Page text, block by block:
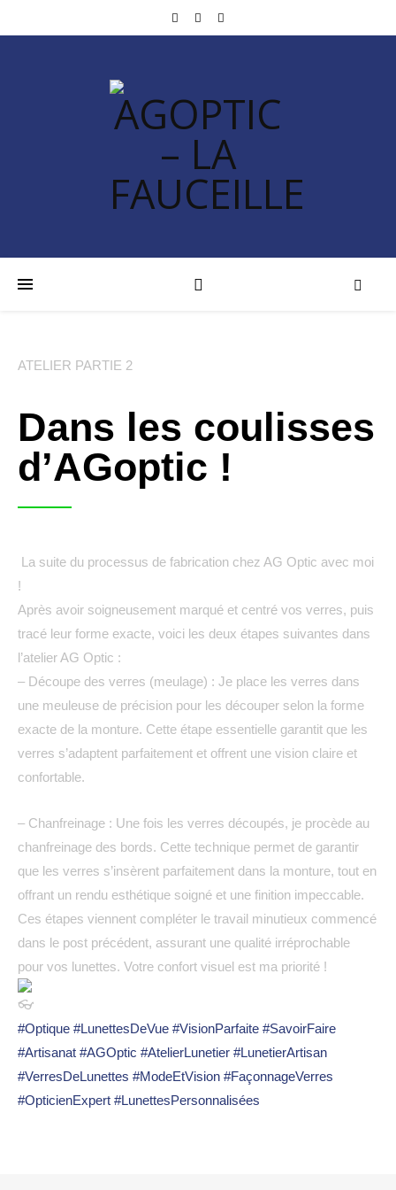
ATELIER PARTIE 2
Dans les coulisses
d’AGoptic !
La suite du processus de fabrication chez AG Optic avec moi
!
Après avoir soigneusement marqué et centré vos verres, puis
tracé leur forme exacte, voici les deux étapes suivantes dans
l’atelier AG Optic :
– Découpe des verres (meulage) : Je place les verres dans
une meuleuse de précision pour les découper selon la forme
exacte de la monture. Cette étape essentielle garantit que les
verres s’adaptent parfaitement et offrent une vision claire et
confortable.
– Chanfreinage : Une fois les verres découpés, je procède au
chanfreinage des bords. Cette technique permet de garantir
que les verres s’insèrent parfaitement dans la monture, tout en
offrant un rendu esthétique soigné et une finition impeccable.
Ces étapes viennent compléter le travail minutieux commencé
dans le post précédent, assurant une qualité irréprochable
pour vos lunettes. Votre confort visuel est ma priorité !
#Optique #LunettesDeVue #VisionParfaite #SavoirFaire
#Artisanat #AGOptic #AtelierLunetier #LunetierArtisan
#VerresDeLunettes #ModeEtVision #FaçonnageVerres
#OpticienExpert #LunettesPersonnalisées